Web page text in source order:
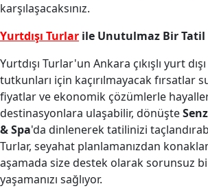
karşılaşacaksınız.
Yurtdışı Turlar ile Unutulmaz Bir Tatil
Yurtdışı Turlar'un Ankara çıkışlı yurt
tutkunları için kaçırılmayacak fırsatlar
fiyatlar ve ekonomik çözümlerle
destinasyonlara ulaşabilir, dönüşte
& Spa'da dinlenerek tatilinizi
Turlar, seyahat planlamanızdan
aşamada size destek olarak sorunsuz
yaşamanızı sağlıyor.